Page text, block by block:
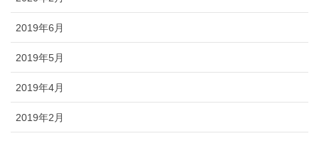
2019年6月
2019年5月
2019年4月
2019年2月